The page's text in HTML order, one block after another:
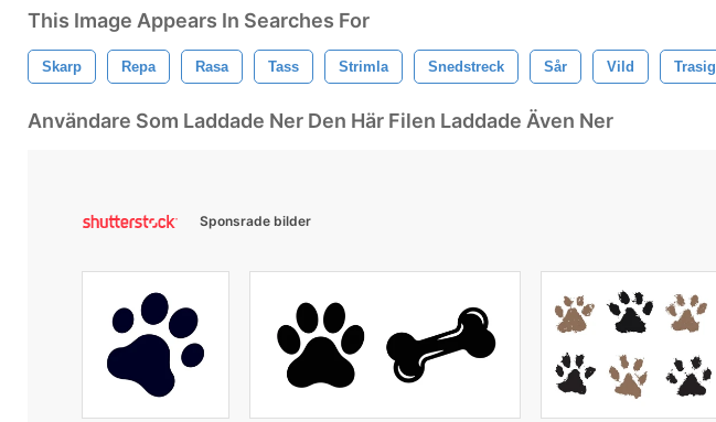
This Image Appears In Searches For
Skarp Repa Rasa Tass Strimla Snedstreck Sår Vild Trasig
Användare Som Laddade Ner Den Här Filen Laddade Även Ner
Sponsrade bilder